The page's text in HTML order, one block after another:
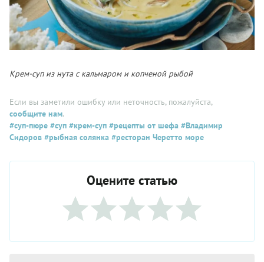
Крем-суп из нута с кальмаром и копченой рыбой
Если вы заметили ошибку или неточность, пожалуйста,
сообщите нам.
#суп-пюре #суп #крем-суп #рецепты от шефа #Владимир
Сидоров #рыбная солянка #ресторан Черетто море
Оцените статью